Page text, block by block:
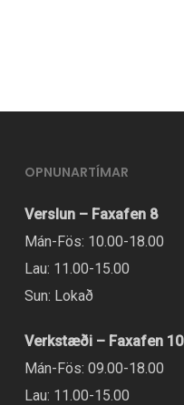
OPNUNARTÍMAR
Verslun – Faxafen 8
Mán-Fös: 10.00-18.00
Lau: 11.00-15.00
Sun: Lokað
Verkstæði – Faxafen 10
Mán-Fös: 09.00-18.00
Lau: 11.00-15.00